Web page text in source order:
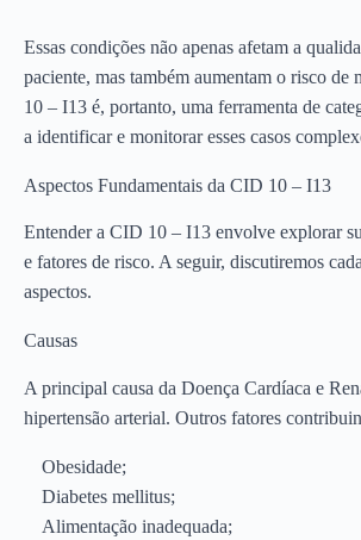
Essas condições não apenas afetam a
paciente, mas também aumentam o risco
10 – I13 é, portanto, uma ferramenta de
a identificar e monitorar esses casos
Aspectos Fundamentais da CID 10 – I13
Entender a CID 10 – I13 envolve explorar
e fatores de risco. A seguir, discutiremos
aspectos.
Causas
A principal causa da Doença Cardíaca e
hipertensão arterial. Outros fatores
Obesidade;
Diabetes mellitus;
Alimentação inadequada;